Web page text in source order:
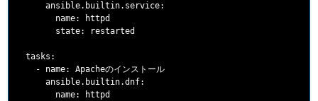
      ansible.builtin.service:
        name: httpd
        state: restarted
  tasks:
    - name: Apacheのインストール
      ansible.builtin.dnf:
        name: httpd